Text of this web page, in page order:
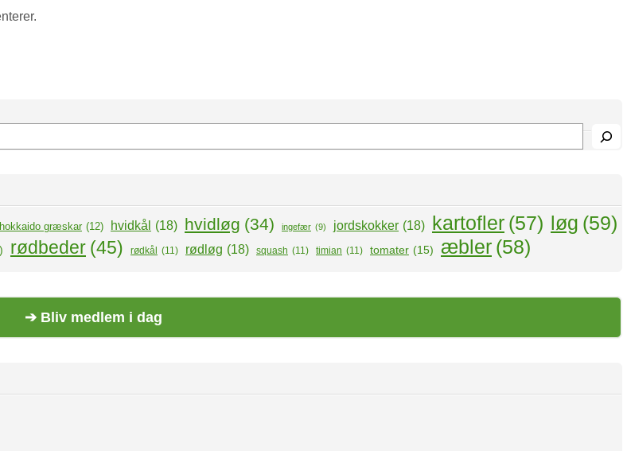
hokkaido græskar (12) hvidkål (18) hvidløg (34) ingefær (9) jordskokker (18) kartofler (57) løg (59)
rødbeder (45) rødkål (11) rødløg (18) squash (11) timian (11) tomater (15) æbler (58)
➔ Bliv medlem i dag